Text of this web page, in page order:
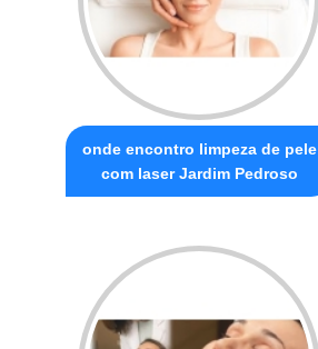
onde encontro limpeza de pele
com laser Jardim Pedroso